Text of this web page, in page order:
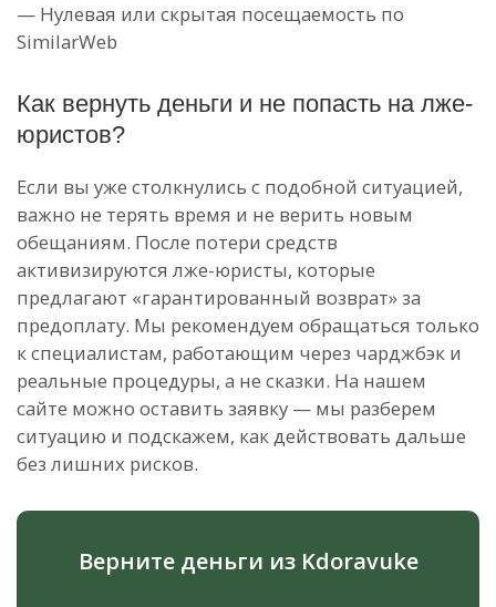
— Нулевая или скрытая посещаемость по
SimilarWeb
Как вернуть деньги и не попасть на лже-
юристов?
Если вы уже столкнулись с подобной ситуацией,
важно не терять время и не верить новым
обещаниям. После потери средств
активизируются лже-юристы, которые
предлагают «гарантированный возврат» за
предоплату. Мы рекомендуем обращаться только
к специалистам, работающим через чарджбэк и
реальные процедуры, а не сказки. На нашем
сайте можно оставить заявку — мы разберем
ситуацию и подскажем, как действовать дальше
без лишних рисков.
Верните деньги из Kdoravuke